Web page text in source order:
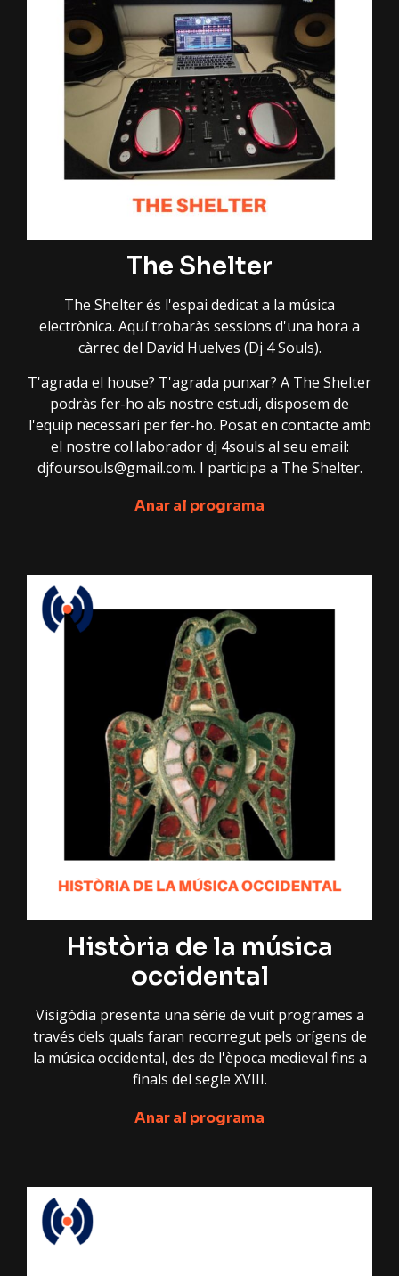
The Shelter
The Shelter és l'espai dedicat a la música
electrònica. Aquí trobaràs sessions d'una hora a
càrrec del David Huelves (Dj 4 Souls).
T'agrada el house? T'agrada punxar? A The Shelter
podràs fer-ho als nostre estudi, disposem de
l'equip necessari per fer-ho. Posat en contacte amb
el nostre col.laborador dj 4souls al seu email:
djfoursouls@gmail.com. I participa a The Shelter.
Anar al programa
Història de la música
occidental
Visigòdia presenta una sèrie de vuit programes a
través dels quals faran recorregut pels orígens de
la música occidental, des de l'època medieval fins a
finals del segle XVIII.
Anar al programa